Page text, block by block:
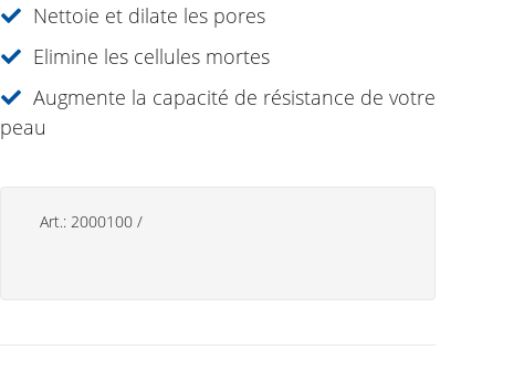
Nettoie et dilate les pores
Elimine les cellules mortes
Augmente la capacité de résistance de votre
peau
Art.:2000100 /